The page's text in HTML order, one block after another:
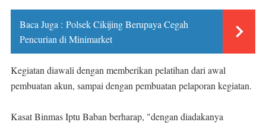
Baca Juga : Polsek Cikijing Berupaya Cegah
Pencurian di Minimarket
Kegiatan diawali dengan memberikan pelatihan dari awal
pembuatan akun, sampai dengan pembuatan pelaporan kegiatan.
Kasat Binmas Iptu Baban berharap, "dengan diadakanya